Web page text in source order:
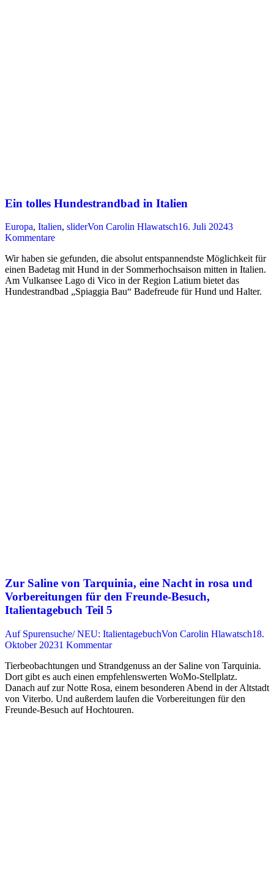
Ein tolles Hundestrandbad in Italien
Europa, Italien, sliderVon Carolin Hlawatsch16. Juli 20243
Kommentare
Wir haben sie gefunden, die absolut entspannendste Möglichkeit für
einen Badetag mit Hund in der Sommerhochsaison mitten in Italien.
Am Vulkansee Lago di Vico in der Region Latium bietet das
Hundestrandbad „Spiaggia Bau“ Badefreude für Hund und Halter.
Zur Saline von Tarquinia, eine Nacht in rosa und
Vorbereitungen für den Freunde-Besuch,
Italientagebuch Teil 5
Auf Spurensuche/ NEU: ItalientagebuchVon Carolin Hlawatsch18.
Oktober 20231 Kommentar
Tierbeobachtungen und Strandgenuss an der Saline von Tarquinia.
Dort gibt es auch einen empfehlenswerten WoMo-Stellplatz.
Danach auf zur Notte Rosa, einem besonderen Abend in der Altstadt
von Viterbo. Und außerdem laufen die Vorbereitungen für den
Freunde-Besuch auf Hochtouren.